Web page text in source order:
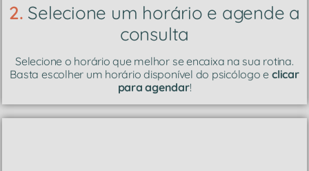
2. Selecione um horário e agende a
consulta
Selecione o horário que melhor se encaixa na sua rotina.
Basta escolher um horário disponível do psicólogo e clicar
para agendar!